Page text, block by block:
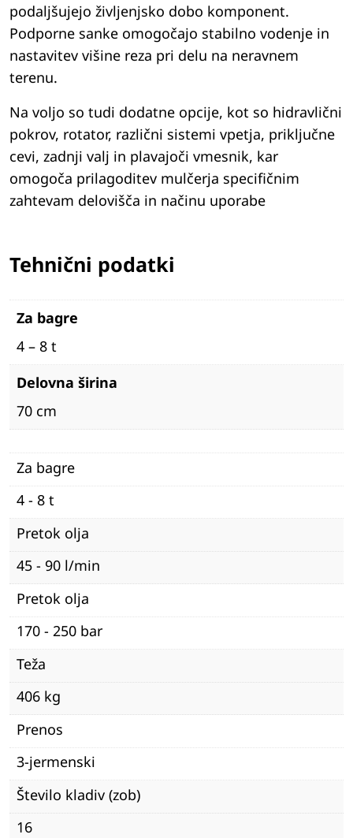
podaljšujejo življenjsko dobo komponent.
Podporne sanke omogočajo stabilno vodenje in
nastavitev višine reza pri delu na neravnem
terenu.
Na voljo so tudi dodatne opcije, kot so hidravlični
pokrov, rotator, različni sistemi vpetja, priključne
cevi, zadnji valj in plavajoči vmesnik, kar
omogoča prilagoditev mulčerja specifičnim
zahtevam delovišča in načinu uporabe
Tehnični podatki
Za bagre
4 – 8 t
Delovna širina
70 cm
Za bagre
4 - 8 t
Pretok olja
45 - 90 l/min
Pretok olja
170 - 250 bar
Teža
406 kg
Prenos
3-jermenski
Število kladiv (zob)
16